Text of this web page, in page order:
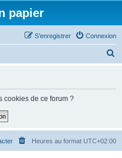
papier
Connexion
S’enregistrer
h
cookies de ce forum ?
Heures au format UTC+02:00